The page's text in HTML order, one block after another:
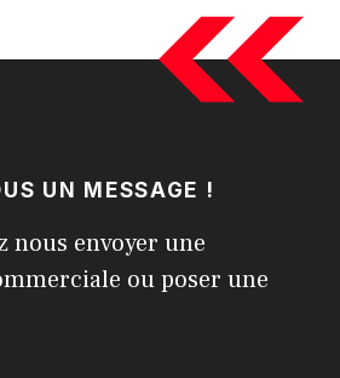
UN MESSAGE !
nous envoyer une
ou poser une